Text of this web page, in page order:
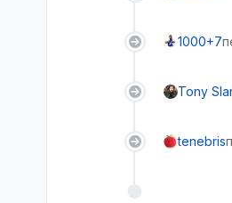
1000+7
Tony
tenebris